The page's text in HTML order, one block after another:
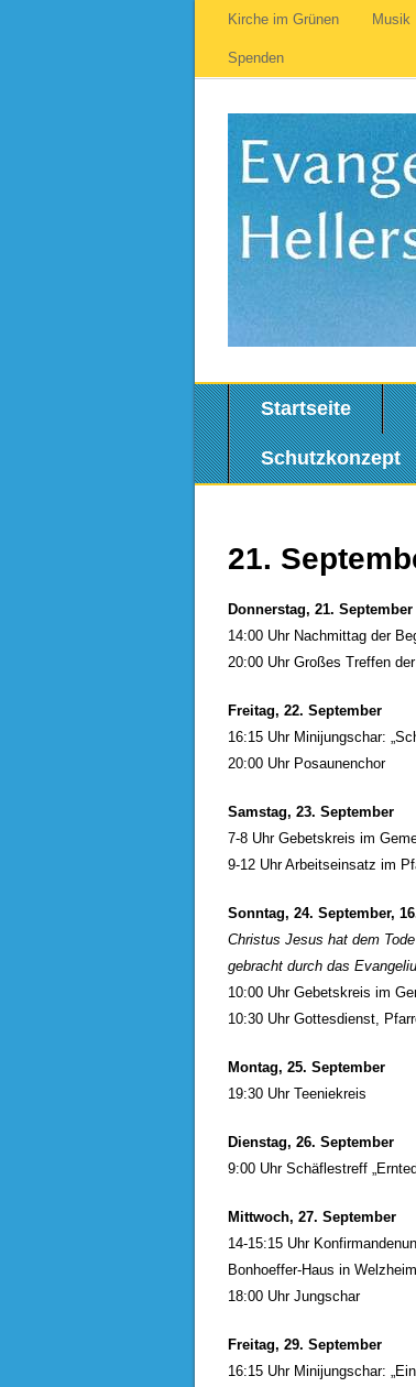
Kirche im Grünen Musik
Spenden
Startseite
Schutzkonzept
21.
Donnerstag, 21. September
14:00 Uhr Nachmittag der
20:00 Uhr Großes Treffen
Freitag, 22. September
16:15 Uhr Minijungschar:
20:00 Uhr Posaunenchor
Samstag, 23. September
7-8 Uhr Gebetskreis im
9-12 Uhr Arbeitseinsatz im
Sonntag, 24. September,
Christus Jesus hat dem
gebracht durch das
10:00 Uhr Gebetskreis im
10:30 Uhr Gottesdienst,
Montag, 25. September
19:30 Uhr Teeniekreis
Dienstag, 26. September
9:00 Uhr Schäflestreff
Mittwoch, 27. September
14-15:15 Uhr
Bonhoeffer-Haus in Welzheim
18:00 Uhr Jungschar
Freitag, 29. September
16:15 Uhr Minijungschar: